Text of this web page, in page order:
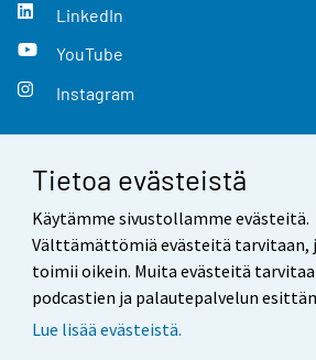
Tietoa evästeistä
Käytämme sivustollamme evästeitä.
Välttämättömiä evästeitä tarvitaan,
toimii oikein. Muita evästeitä
podcastien ja palautepalvelun
Lue lisää evästeistä.
LinkedIn
YouTube
Instagram
Yhteystiedot
Palaute
Käyttöehdot